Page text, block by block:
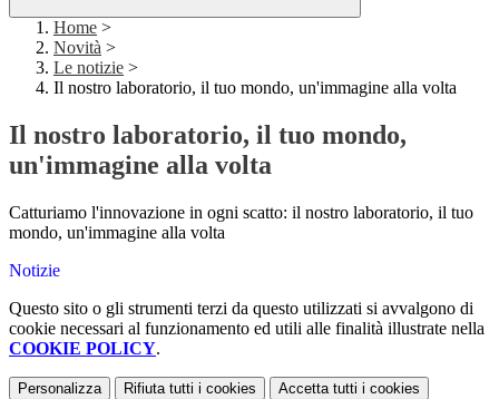
Home >
Novità >
Le notizie >
Il nostro laboratorio, il tuo mondo, un'immagine alla volta
Il nostro laboratorio, il tuo mondo,
un'immagine alla volta
Catturiamo l'innovazione in ogni scatto: il nostro laboratorio, il tuo
mondo, un'immagine alla volta
Notizie
Questo sito o gli strumenti terzi da questo utilizzati si avvalgono di
cookie necessari al funzionamento ed utili alle finalità illustrate nella
COOKIE POLICY.
Personalizza Rifiuta tutti i cookies Accetta tutti i cookies